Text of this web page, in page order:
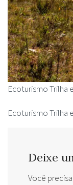
Ecoturismo Trilha
Ecoturismo Trilha
Deixe
Você